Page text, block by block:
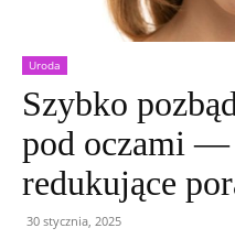
Uroda
Szybko
pod oczami
redukujące
30 stycznia, 2025